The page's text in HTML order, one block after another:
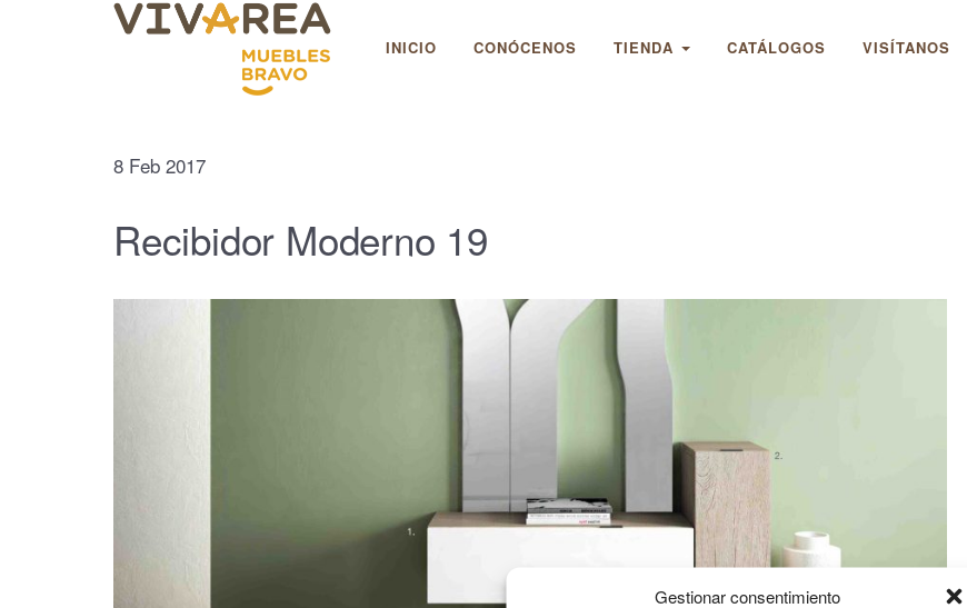
Gestionar consentimiento
INICIO CONÓCENOS TIENDA CATÁLOGOS VISÍTANOS
8 Feb 2017
Recibidor Moderno 19